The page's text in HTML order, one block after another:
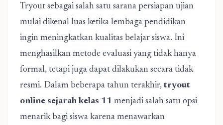
Tryout sebagai salah satu sarana persiapan ujian
mulai dikenal luas ketika lembaga pendidikan
ingin meningkatkan kualitas belajar siswa. Ini
menghasilkan metode evaluasi yang tidak hanya
formal, tetapi juga dapat dilakukan secara tidak
resmi. Dalam beberapa tahun terakhir, tryout
online sejarah kelas 11 menjadi salah satu opsi
menarik bagi siswa karena menawarkan